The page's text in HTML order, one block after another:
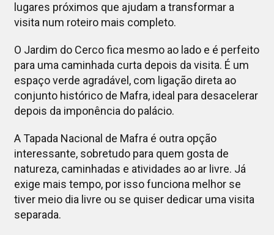
lugares próximos que ajudam a transformar a
visita num roteiro mais completo.
O Jardim do Cerco fica mesmo ao lado e é perfeito
para uma caminhada curta depois da visita. É um
espaço verde agradável, com ligação direta ao
conjunto histórico de Mafra, ideal para desacelerar
depois da imponência do palácio.
A Tapada Nacional de Mafra é outra opção
interessante, sobretudo para quem gosta de
natureza, caminhadas e atividades ao ar livre. Já
exige mais tempo, por isso funciona melhor se
tiver meio dia livre ou se quiser dedicar uma visita
separada.